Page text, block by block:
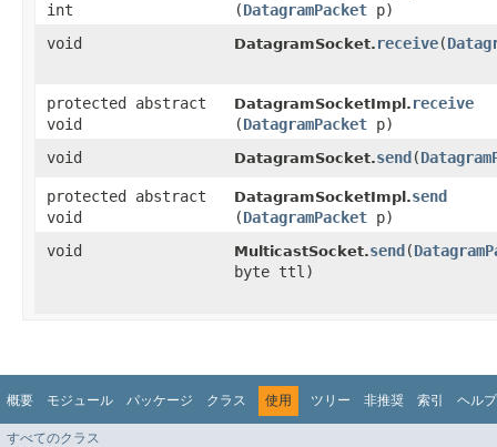
int
(DatagramPacket p)
void
DatagramSocket. receive​(
protected abstract
void
DatagramSocketImpl. receive
(DatagramPacket p)
void
DatagramSocket.send ​(
protected abstract
void
DatagramSocketImpl.send
(DatagramPacket p)
void
MulticastSocket.send ​(
byte ttl)
概要 モジュール パッケージ クラス 使用 ツリー 非推奨 索引 ヘルプ
すべてのクラス